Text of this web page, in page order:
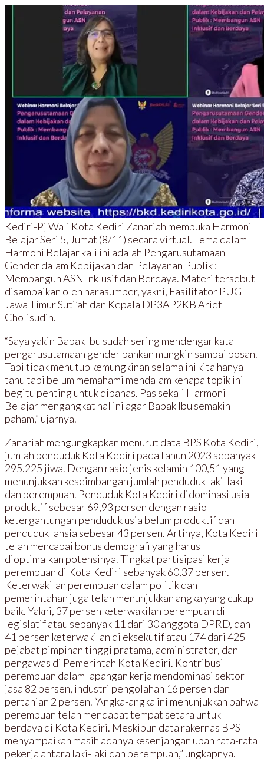
Kediri-Pj Wali Kota Kediri Zanariah membuka Harmoni
Belajar Seri 5, Jumat (8/11) secara virtual. Tema dalam
Harmoni Belajar kali ini adalah Pengarusutamaan
Gender dalam Kebijakan dan Pelayanan Publik :
Membangun ASN Inklusif dan Berdaya. Materi tersebut
disampaikan oleh narasumber, yakni, Fasilitator PUG
Jawa Timur Suti’ah dan Kepala DP3AP2KB Arief
Cholisudin.
“Saya yakin Bapak Ibu sudah sering mendengar kata
pengarusutamaan gender bahkan mungkin sampai bosan.
Tapi tidak menutup kemungkinan selama ini kita hanya
tahu tapi belum memahami mendalam kenapa topik ini
begitu penting untuk dibahas. Pas sekali Harmoni
Belajar mengangkat hal ini agar Bapak Ibu semakin
paham,” ujarnya.
Zanariah mengungkapkan menurut data BPS Kota Kediri,
jumlah penduduk Kota Kediri pada tahun 2023 sebanyak
295.225 jiwa. Dengan rasio jenis kelamin 100,51 yang
menunjukkan keseimbangan jumlah penduduk laki-laki
dan perempuan. Penduduk Kota Kediri didominasi usia
produktif sebesar 69,93 persen dengan rasio
ketergantungan penduduk usia belum produktif dan
penduduk lansia sebesar 43 persen. Artinya, Kota Kediri
telah mencapai bonus demografi yang harus
dioptimalkan potensinya. Tingkat partisipasi kerja
perempuan di Kota Kediri sebanyak 60,37 persen.
Keterwakilan perempuan dalam politik dan
pemerintahan juga telah menunjukkan angka yang cukup
baik. Yakni, 37 persen keterwakilan perempuan di
legislatif atau sebanyak 11 dari 30 anggota DPRD, dan
41 persen keterwakilan di eksekutif atau 174 dari 425
pejabat pimpinan tinggi pratama, administrator, dan
pengawas di Pemerintah Kota Kediri. Kontribusi
perempuan dalam lapangan kerja mendominasi sektor
jasa 82 persen, industri pengolahan 16 persen dan
pertanian 2 persen. “Angka-angka ini menunjukkan bahwa
perempuan telah mendapat tempat setara untuk
berdaya di Kota Kediri. Meskipun data rakernas BPS
menyampaikan masih adanya kesenjangan upah rata-rata
pekerja antara laki-laki dan perempuan,” ungkapnya.